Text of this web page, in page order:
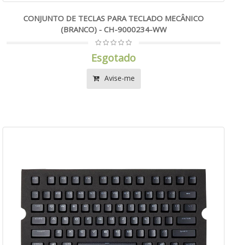
CONJUNTO DE TECLAS PARA TECLADO MECÂNICO
(BRANCO) - CH-9000234-WW
Esgotado
Avise-me